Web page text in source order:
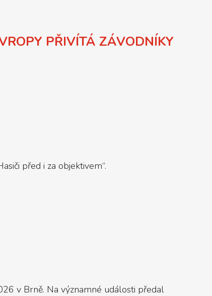
PŘIVÍTÁ ZÁVODNÍKY
před i za objektivem“.
v Brně. Na významné události předal